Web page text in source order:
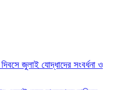
জুলাই যোদ্ধাদের সংবর্ধনা ও